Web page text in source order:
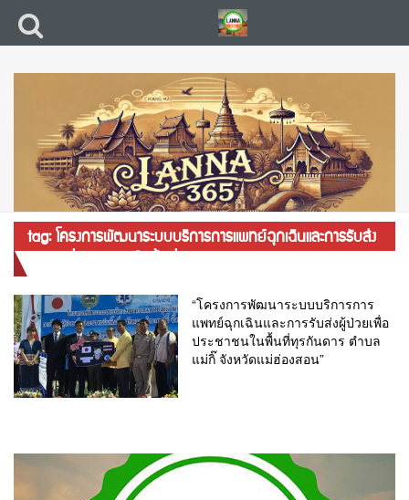
tag: โครงการพัฒนาระบบบริการการแพทย์ฉุกเฉินและการรับส่ง
“โครงการพัฒนาระบบบริการการ
แพทย์ฉุกเฉินและการรับส่งผู้ป่วยเพื่อ
ประชาชนในพื้นที่ทุรกันดาร ตำบล
แม่กิ๊ จังหวัดแม่ฮ่องสอน”